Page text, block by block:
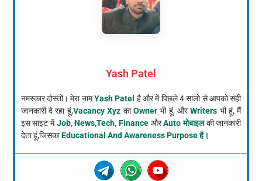
Yash Patel
नमस्कार दोस्तों। मेरा नामYash Patel है और में पिछले 4 सालो से आपको सही
जानकारी दे रहा हूं,Vacancy Xyz काOwnerभी हूं, औरWriters भी हूं, मैं
इस साइट मेंJob, News,Tech, Finance औरAuto मोबाइलकी जानकारी
देता हूं,जिसकाEducational And Awareness Purpose है।